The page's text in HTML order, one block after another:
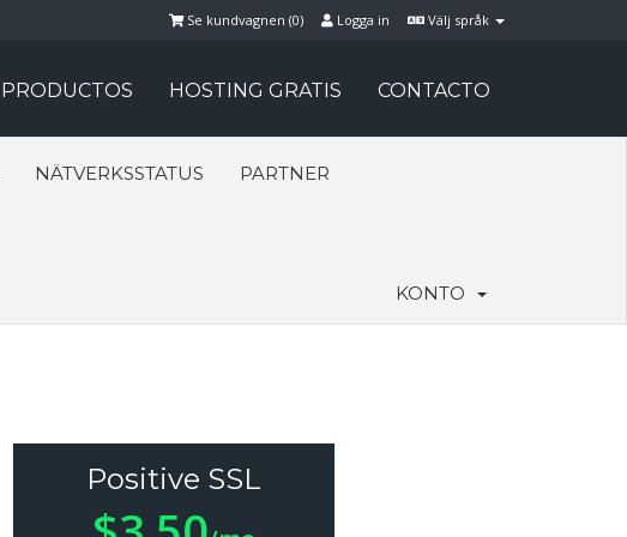
Välj språk
Logga in
Se kundvagnen (0)
PRODUCTOS HOSTING GRATIS CONTACTO
NÄTVERKSSTATUS PARTNER
KONTO
Positive SSL